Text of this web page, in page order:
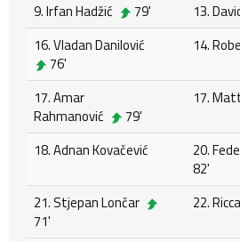
9. Irfan Hadžić
79' 13.
16. Vladan Danilović
76'
14.
17. Amar
Rahmanović
79'
17.
18. Adnan Kovačević
20.
82'
21. Stjepan Lončar
71'
22.